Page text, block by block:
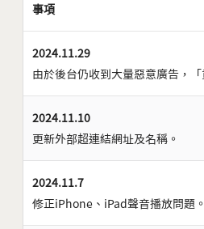
事項
2024.11.29
由於後台仍收到大量惡意廣告，
2024.11.10
更新外部超連結網址及名稱。
2024.11.7
修正iPhone、iPad聲音播放問題。